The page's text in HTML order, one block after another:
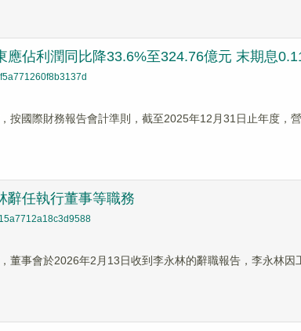
佔利潤同比降33.6%至324.76億元 末期息
按國際財務報告會計準則，截至2025年12月31日止年度，
辭任執行董事等職務
董事會於2026年2月13日收到李永林的辭職報告，李永林